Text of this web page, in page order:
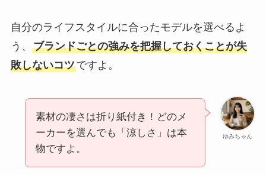
自分のライフスタイルに合ったモデルを選べるよ
う、 ブランドごとの強みを把握しておくことが失
敗しないコツですよ。
ゆみちゃん
素材の凄さは折り紙付き！どのメ
ーカーを選んでも「涼しさ」は本
物ですよ。